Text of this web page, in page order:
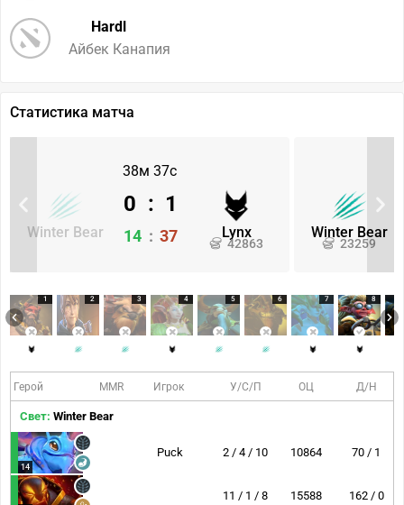
Hardl
Айбек Канапия
Статистика матча
38м 37с
Winter Bear Lynx
42863
0 : 1
14 : 37 Winter Bear
23259
1 2 3 4 5 6 7 8
Герой MMR Игрок У/С/П ОЦ Д/Н
Свет: Winter Bear
14
Puck 2 / 4 / 10 10864 70 / 1
11 / 1 / 8 15588 162 / 0